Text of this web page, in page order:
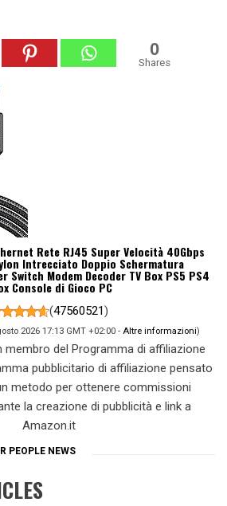
0
Shares
Rete RJ45 Super Velocità 40Gbps
Intrecciato Doppio Schermatura
Switch Modem Decoder TV Box PS5 PS4
Console di Gioco PC
(47560521)
2026 17:13 GMT +02:00 - Altre informazioni)
membro del Programma di affiliazione
pubblicitario di affiliazione pensato
metodo per ottenere commissioni
la creazione di pubblicità e link a
Amazon.it
PEOPLE NEWS